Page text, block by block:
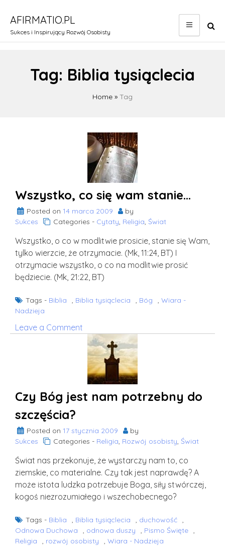
content
AFIRMATIO.PL
Sukces i Inspirujący Rozwój Osobisty
Tag: Biblia tysiąclecia
Home » Tag
Wszystko, co się wam stanie…
Posted on 14 marca 2009
by
Sukces
Categories - Cytaty, Religia, Świat
Wszystko, o co w modlitwie prosicie, stanie się Wam,
tylko wierzcie, że otrzymacie. (Mk, 11:24, BT) I
otrzymacie wszystko, o co na modlitwie prosić
będziecie. (Mk, 21:22, BT)
Tags - Biblia , Biblia tysiąclecia , Bóg , Wiara -
Nadzieja
Leave a Comment
Wszystko,
co
się
wam
stanie…
Czy Bóg jest nam potrzebny do
szczęścia?
Posted on 17 stycznia 2009
by
Sukces
Categories - Religia, Rozwój osobisty, Świat
Świat nas przekonuje, że wystarczy nam to, co
ziemskie, co materialne. Czy tak jest naprawdę? A
może istota ludzka potrzebuje Boga, siły stwórczej,
kogoś niezrozumiałego i wszechobecnego?
Tags - Biblia , Biblia tysiąclecia , duchowość ,
Odnowa Duchowa
, odnowa duszy , Pismo Święte ,
Religia
, rozwój osobisty , Wiara - Nadzieja